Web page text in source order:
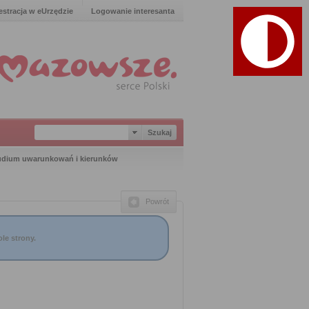
w eUrzędzie Logowanie interesanta
uwarunkowań i kierunków
Powrót
strony.